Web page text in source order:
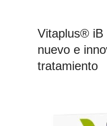
Vitaplus® iB
nuevo e
tratamiento